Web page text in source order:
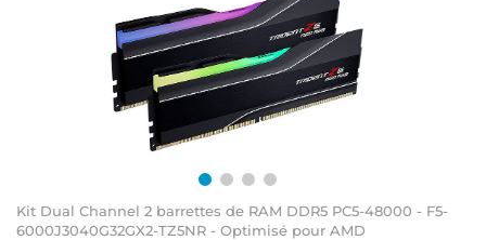
Kit Dual Channel 2 barrettes de RAM DDR5 PC5-48000 - F5-
6000J3040G32GX2-TZ5NR - Optimisé pour AMD